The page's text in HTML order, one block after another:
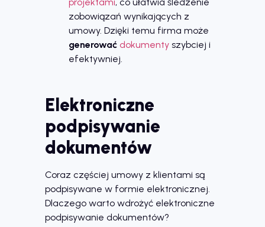
zobowiązań wynikających z
umowy. Dzięki temu firma może
generować dokumenty szybciej i
efektywniej.
Elektroniczne
podpisywanie
dokumentów
Coraz częściej umowy z klientami są
podpisywane w formie elektronicznej.
Dlaczego warto wdrożyć elektroniczne
podpisywanie dokumentów?